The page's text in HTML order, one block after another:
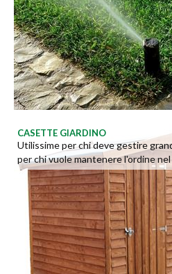
CASETTE GIARDINO
Utilissime per chi deve gestire
per chi vuole mantenere l'ordine